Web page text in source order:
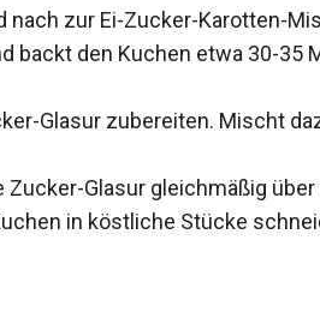
zur Ei-Zucker-Karotten-
backt den Kuchen etwa 30-
Glasur zubereiten. Mischt
Glasur gleichmäßig über
in köstliche Stücke